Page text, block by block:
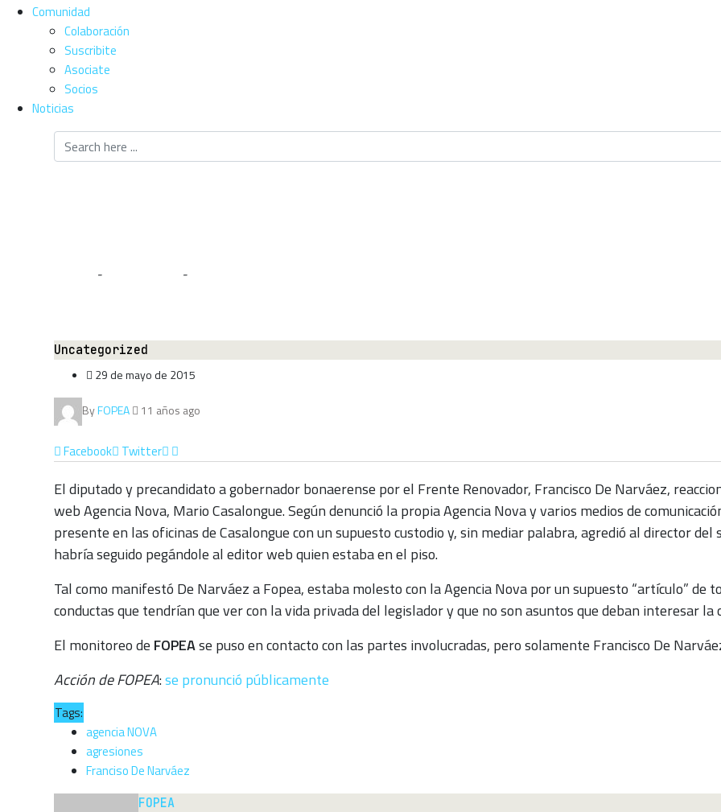
Comunidad
Colaboración
Suscribite
Asociate
Socios
Noticias
AGRESIÓN DEL DIPUTADO
- -
Uncategorized
29 de mayo de 2015
ByFOPEA 11 años ago
Facebook Twitter
El diputado y precandidato a gobernador bonaerense por el Frente Renovador, Francisco De Narváez,
web Agencia Nova, Mario Casalongue. Según denunció la propia Agencia Nova y varios medios de
presente en las oficinas de Casalongue con un supuesto custodio y, sin mediar palabra, agredió al director
habría seguido pegándole al editor web quien estaba en el piso.
Tal como manifestó De Narváez a Fopea, estaba molesto con la Agencia Nova por un supuesto “artículo”
conductas que tendrían que ver con la vida privada del legislador y que no son asuntos que deban interesar la
El monitoreo de FOPEAse puso en contacto con las partes involucradas, pero solamente Francisco De
Acción de FOPEA:se pronunció públicamente
Tags:
agencia NOVA
agresiones
Franciso De Narváez
FOPEA